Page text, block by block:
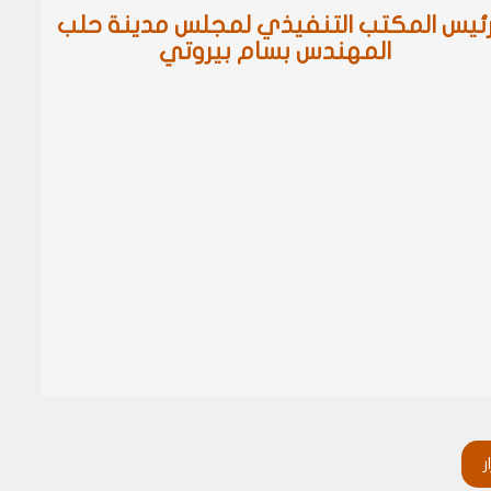
المكتب التنفيذي لمجلس مدينة حلب
المهندس بسام بيروتي